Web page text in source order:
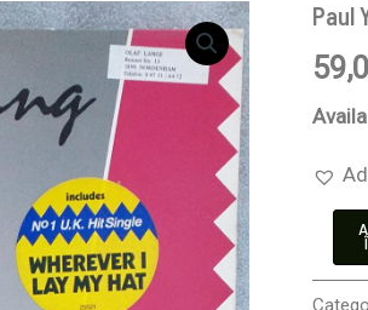
Paul
Young
–
No
Disc
VINIL
VG+